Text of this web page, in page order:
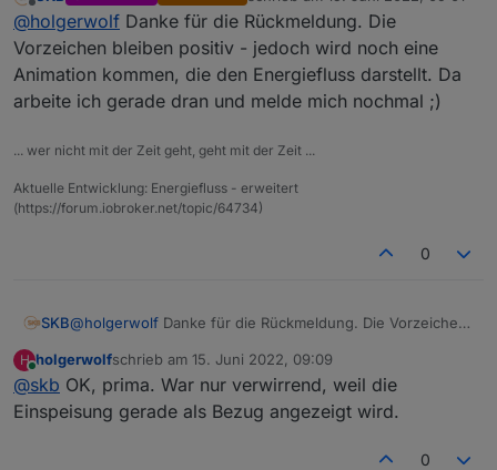
nur ein Feld für Einspeisung/Bezug. Negativ wenn
Einspeisung, Positv für Bezug. Sieht bei mir im
Moment so aus:
Offline zuletzt editiert von
@holgerwolf Danke für die Rückmeldung. Die
Vorzeichen bleiben positiv - jedoch wird noch eine
Animation kommen, die den Energiefluss darstellt. Da
arbeite ich gerade dran und melde mich nochmal ;)
... wer nicht mit der Zeit geht, geht mit der Zeit ...
Aktuelle Entwicklung: Energiefluss - erweitert
(https://forum.iobroker.net/topic/64734)
0
SKB@holgerwolf Danke für die Rückmeldung. Die Vorzeichen
kommen, die den Energiefluss darstellt. Da arbeite ich
gerade dran und melde mich nochmal ;)
H
Online
holgerwolfschrieb am 15. Juni 2022, 09:09
zuletzt editiert von
@skb OK, prima. War nur verwirrend, weil die
Einspeisung gerade als Bezug angezeigt wird.
0